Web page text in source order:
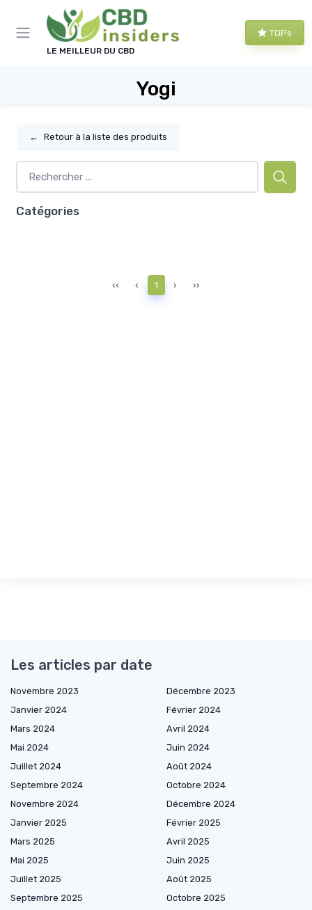
LE MEILLEUR DU CBD
TOPs
Yogi
← Retour à la liste des produits
Catégories
‹‹ ‹ 1 › ››
Les articles par date
Novembre 2023
Décembre 2023
Janvier 2024
Février 2024
Mars 2024
Avril 2024
Mai 2024
Juin 2024
Juillet 2024
Août 2024
Septembre 2024
Octobre 2024
Novembre 2024
Décembre 2024
Janvier 2025
Février 2025
Mars 2025
Avril 2025
Mai 2025
Juin 2025
Juillet 2025
Août 2025
Septembre 2025
Octobre 2025
Panneau de gestion des cookies